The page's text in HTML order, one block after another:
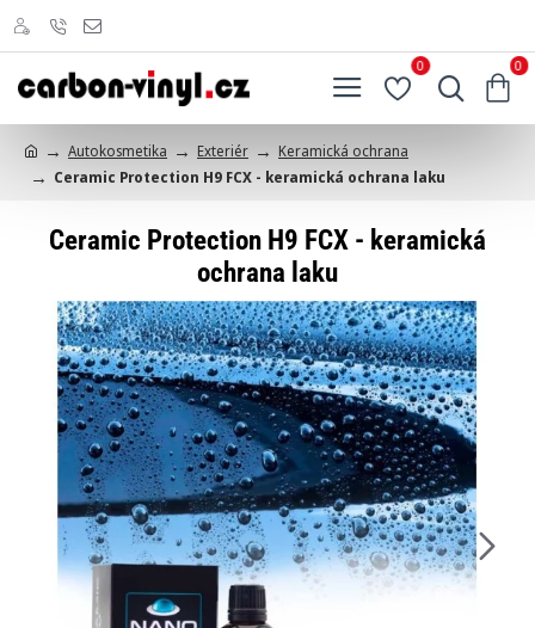
0 0
Autokosmetika Exteriér
Keramická ochrana
Ceramic Protection H9 FCX - keramická ochrana laku
Ceramic Protection H9 FCX - keramická
ochrana laku